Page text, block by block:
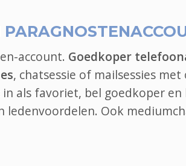
account. Goedkoper
, chatsessie of mailsessies met
als favoriet, bel goedkoper
ledenvoordelen. Ook